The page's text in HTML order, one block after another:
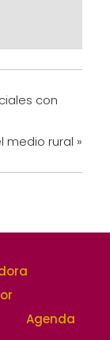
con
medio rural »
Agenda